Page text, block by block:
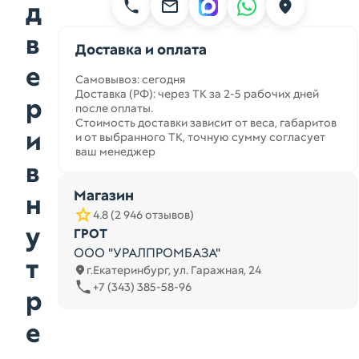
д
в
е
р
и
в
н
у
т
р
е
Доставка и оплата
Самовывоз: сегодня
Доставка (РФ): через ТК за 2-5 рабочих дней
после оплаты.
Стоимость доставки зависит от веса, габаритов
и от выбранного ТК, точную сумму согласует
ваш менеджер
Магазин
4.8 (2 946 отзывов)
ГРОТ
ООО "УРАЛПРОМБАЗА"
г.Екатеринбург, ул. Гаражная, 24
+7 (343) 385-58-96